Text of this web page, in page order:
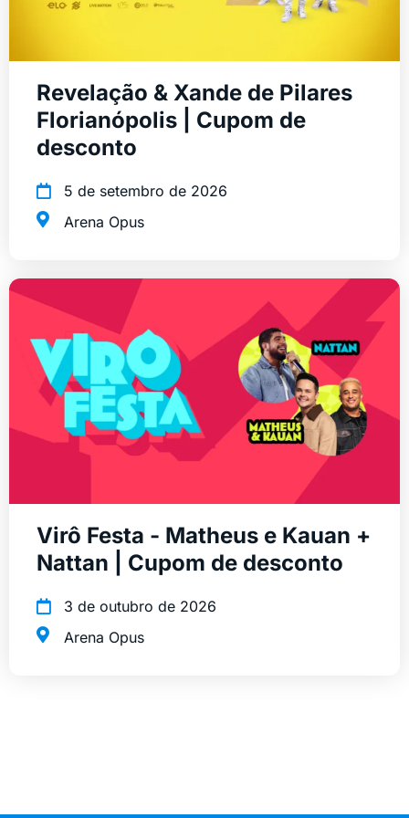
Revelação & Xande de Pilares
Florianópolis | Cupom de
desconto
5 de setembro de 2026
Arena Opus
Virô Festa - Matheus e Kauan +
Nattan | Cupom de desconto
3 de outubro de 2026
Arena Opus